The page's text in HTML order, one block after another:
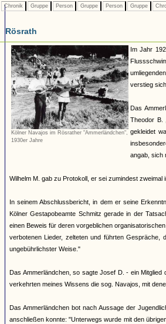
Chronik Gruppe Person Gruppe Person Gruppe
Rösrath
Kölner Navajos im Rösrather "Ammerländchen",
1930er Jahre
Im Jahr
verstieg
Das
Theodor B.
gekleidet
angab, sich
Wilhelm M. gab zu Protokoll, er sei zumindest
In seinem Abschlussbericht, in dem er seine
Kölner Gestapobeamte Schmitz gerade in der
einen Beweis für deren vorgeblichen
verbotenen Lieder, zelteten und führten Gespräche,
ungebührlichster Weise."
Das Ammerländchen, so sagte Josef D. - ein
verkehrten meines Wissens die sog. Navajos, mit
Das Ammerländchen bot nach Aussage der
anschließen konnte: "Unterwegs wurde mit den